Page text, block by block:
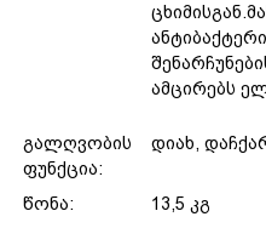
ამცირებს
გალღვობის
ფუნქცია:
დიახ,
წონა:
13,5 კგ